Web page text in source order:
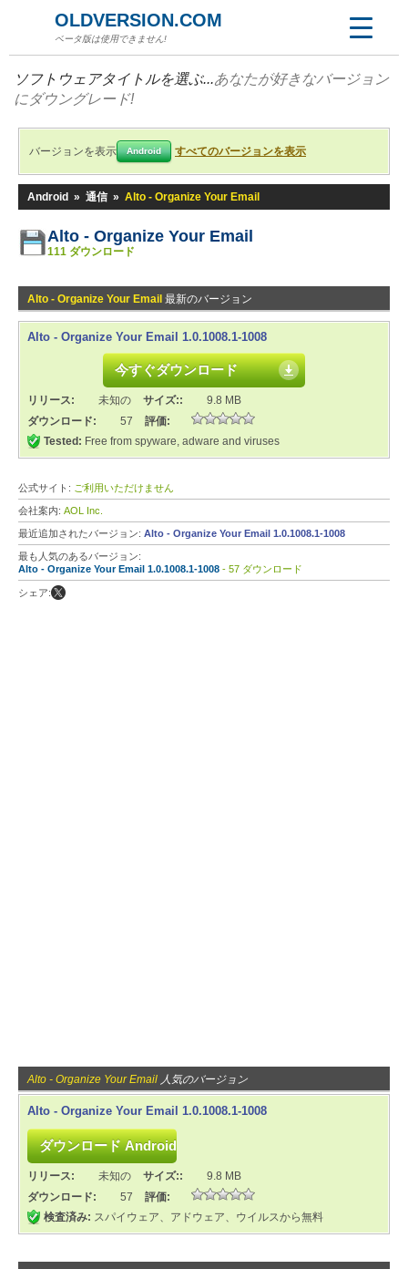
OLDVERSION.COM
ベータ版は使用できません!
ソフトウェアタイトルを選ぶ...あなたが好きなバージョン
にダウングレード!
バージョンを表示 Android すべてのバージョンを表示
Android » 通信 » Alto - Organize Your Email
Alto - Organize Your Email
111 ダウンロード
Alto - Organize Your Email 最新のバージョン
Alto - Organize Your Email 1.0.1008.1-1008
今すぐダウンロード
リリース: 未知の サイズ::
9.8 MB
ダウンロード:
57
評価:
Tested: Free from spyware, adware and viruses
公式サイト: ご利用いただけません
会社案内: AOL Inc.
最近追加されたバージョン: Alto - Organize Your Email 1.0.1008.1-1008
最も人気のあるバージョン:
Alto - Organize Your Email 1.0.1008.1-1008 - 57 ダウンロード
シェア:
Alto - Organize Your Email 人気のバージョン
Alto - Organize Your Email 1.0.1008.1-1008
リリース: 未知の サイズ::
9.8 MB
ダウンロード:
57
評価:
検査済み: スパイウェア、アドウェア、ウイルスから無料